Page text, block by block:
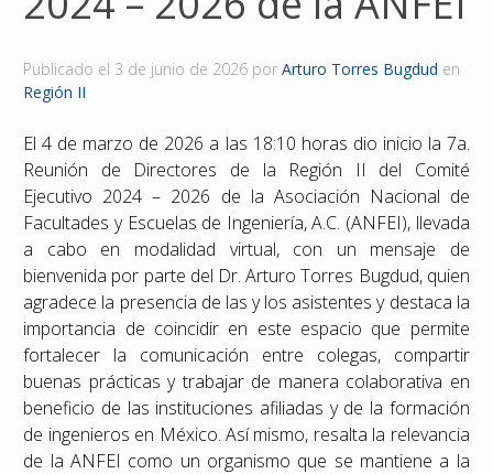
Afiliación
Publicado el 3 de junio de 2026 porArturo Torres Bugdud en
Región II
El 4 de marzo de 2026 a las 18:10 horas dio inicio la 7a.
Reunión de Directores de la Región II del Comité
Ejecutivo 2024 – 2026 de la Asociación Nacional de
Facultades y Escuelas de Ingeniería, A.C. (ANFEI), llevada
a cabo en modalidad virtual, con un mensaje de
bienvenida por parte del Dr. Arturo Torres Bugdud, quien
agradece la presencia de las y los asistentes y destaca la
importancia de coincidir en este espacio que permite
fortalecer la comunicación entre colegas, compartir
buenas prácticas y trabajar de manera colaborativa en
beneficio de las instituciones afiliadas y de la formación
de ingenieros en México. Así mismo, resalta la relevancia
de la ANFEI como un organismo que se mantiene a la